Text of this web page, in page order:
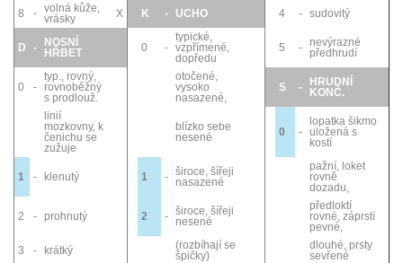
8 - volná kůže,
vrásky
X K - UCHO 4 - sudovitý
D -
NOSNÍ
HŘBET
0 -
typické,
vzpřímené,
dopředu
5 -
nevýrazné
předhrudí
0 -
typ., rovný,
rovnoběžný
s prodlouž.
otočené,
vysoko
nasazené,
S -
HRUDNÍ
KONČ.
linií
mozkovny, k
čenichu se
zužuje
blízko sebe
nesené
0 -
lopatka šikmo
uložená s
kostí
1 - klenutý 1 - široce, šířeji
nasazené
pažní, loket
rovně
dozadu,
2 - prohnutý 2 - široce, šířeji
nesené
předloktí
rovné, záprstí
pevné,
3
- krátký
(rozbíhají se
špičky)
dlouhé, prsty
sevřené